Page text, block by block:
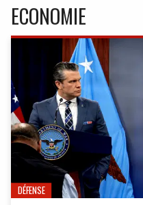
ECONOMIE
DÉFENSE